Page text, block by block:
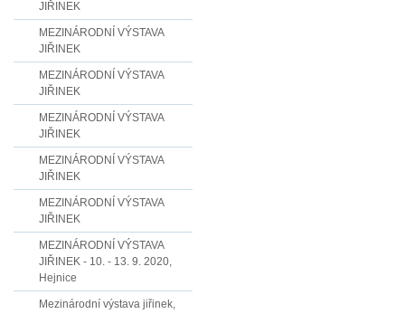
JIŘINEK
MEZINÁRODNÍ VÝSTAVA
JIŘINEK
MEZINÁRODNÍ VÝSTAVA
JIŘINEK
MEZINÁRODNÍ VÝSTAVA
JIŘINEK
MEZINÁRODNÍ VÝSTAVA
JIŘINEK
MEZINÁRODNÍ VÝSTAVA
JIŘINEK
MEZINÁRODNÍ VÝSTAVA
JIŘINEK - 10. - 13. 9. 2020,
Hejnice
Mezinárodní výstava jiřinek,